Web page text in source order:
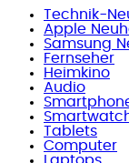
Technik-
Apple
Samsung
Fernseher
Heimkino
Audio
Tablets
Computer